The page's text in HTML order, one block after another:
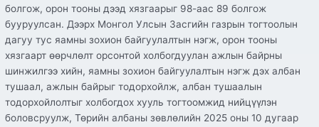
болгож, орон тооны дээд хязгаарыг 98-аас 89 болгож
бууруулсан. Дээрх Монгол Улсын Засгийн газрын тогтоолын
дагуу тус яамны зохион байгуулалтын нэгж, орон тооны
хязгаарт өөрчлөлт орсонтой холбогдуулан ажлын байрны
шинжилгээ хийн, яамны зохион байгуулалтын нэгж дэх албан
тушаал, ажлын байрыг тодорхойлж, албан тушаалын
тодорхойлолтыг холбогдох хууль тогтоомжид нийцүүлэн
боловсруулж, Төрийн албаны зөвлөлийн 2025 оны 10 дугаар